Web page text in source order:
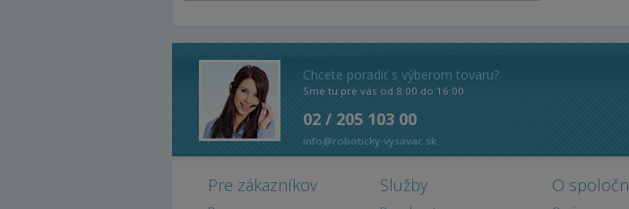
Chcete poradiť s výberom tovaru?
Sme tu pre vás od 8:00 do 16:00
02 / 205 103 00
info@roboticky-vysavac.sk
Pre zákazníkov Služby O